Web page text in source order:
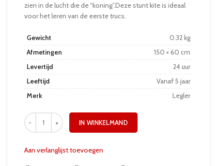
zien in de lucht die de “koning”.Deze stunt kite is ideaal
voor het leren van de eerste trucs.
Gewicht
0.32 kg
Afmetingen
150 × 60 cm
Levertijd
24 uur
Leeftijd
Vanaf 5 jaar
Merk
Legler
IN WINKELMAND
Aan verlanglijst toevoegen